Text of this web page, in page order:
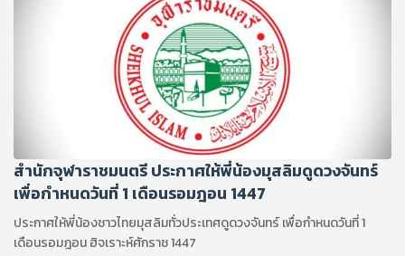
สำนักจุฬาราชมนตรี ประกาศให้พี่น้องมุสลิมดูดวงจันทร์
เพื่อกำหนดวันที่ 1 เดือนรอมฎอน 1447
ประกาศให้พี่น้องชาวไทยมุสลิมทั่วประเทศดูดวงจันทร์ เพื่อกำหนดวันที่ 1
เดือนรอมฎอน ฮิจเราะห์ศักราช 1447